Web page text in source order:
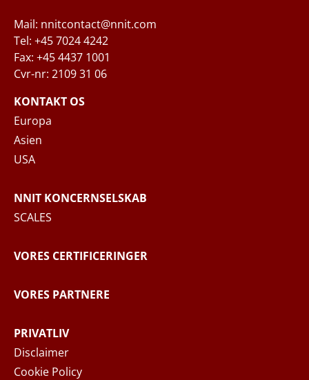
Når du indsender din forespørgsel til NNIT
via kontaktformularen, behandler NNIT de
overensstemmelse med
hvor du kan læse mere om dine rettigheder
SEND BESKED
Mail: nnitcontact@nnit.com
Tel: +45 7024 4242
Fax: +45 4437 1001
Cvr-nr: 2109 31 06
KONTAKT OS
Europa
Asien
USA
NNIT KONCERNSELSKAB
SCALES
VORES CERTIFICERINGER
VORES PARTNERE
PRIVATLIV
Disclaimer
Cookie Policy